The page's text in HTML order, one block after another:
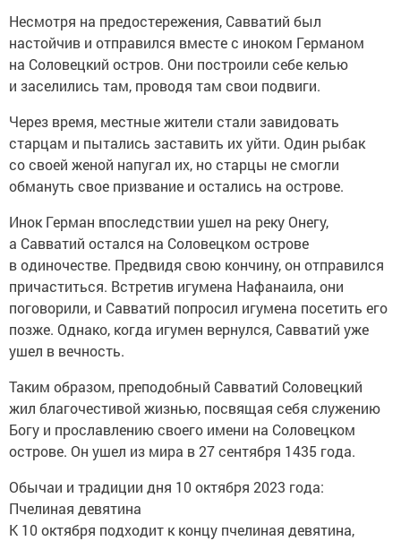
Несмотря на предостережения, Савватий был
настойчив и отправился вместе с иноком Германом
на Соловецкий остров. Они построили себе келью
и заселились там, проводя там свои подвиги.
Через время, местные жители стали завидовать
старцам и пытались заставить их уйти. Один рыбак
со своей женой напугал их, но старцы не смогли
обмануть свое призвание и остались на острове.
Инок Герман впоследствии ушел на реку Онегу,
а Савватий остался на Соловецком острове
в одиночестве. Предвидя свою кончину, он отправился
причаститься. Встретив игумена Нафанаила, они
поговорили, и Савватий попросил игумена посетить его
позже. Однако, когда игумен вернулся, Савватий уже
ушел в вечность.
Таким образом, преподобный Савватий Соловецкий
жил благочестивой жизнью, посвящая себя служению
Богу и прославлению своего имени на Соловецком
острове. Он ушел из мира в 27 сентября 1435 года.
Обычаи и традиции дня 10 октября 2023 года:
Пчелиная девятина
К 10 октября подходит к концу пчелиная девятина,